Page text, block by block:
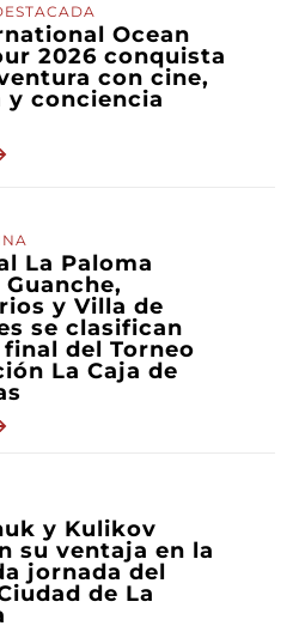
Ocean
2026 conquista
con cine,
y conciencia
La Paloma
y Villa de
se clasifican
final del Torneo
La Caja de
y Kulikov
su ventaja en la
jornada del
de La